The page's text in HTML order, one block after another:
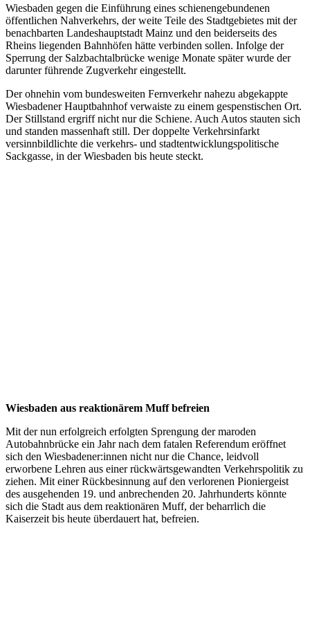
Wiesbaden gegen die Einführung eines schienengebundenen
öffentlichen Nahverkehrs, der weite Teile des Stadtgebietes mit der
benachbarten Landeshauptstadt Mainz und den beiderseits des
Rheins liegenden Bahnhöfen hätte verbinden sollen. Infolge der
Sperrung der Salzbachtalbrücke wenige Monate später wurde der
darunter führende Zugverkehr eingestellt.
Der ohnehin vom bundesweiten Fernverkehr nahezu abgekappte
Wiesbadener Hauptbahnhof verwaiste zu einem gespenstischen Ort.
Der Stillstand ergriff nicht nur die Schiene. Auch Autos stauten sich
und standen massenhaft still. Der doppelte Verkehrsinfarkt
versinnbildlichte die verkehrs- und stadtentwicklungspolitische
Sackgasse, in der Wiesbaden bis heute steckt.
Wiesbaden aus reaktionärem Muff befreien
Mit der nun erfolgreich erfolgten Sprengung der maroden
Autobahnbrücke ein Jahr nach dem fatalen Referendum eröffnet
sich den Wiesbadener:innen nicht nur die Chance, leidvoll
erworbene Lehren aus einer rückwärtsgewandten Verkehrspolitik zu
ziehen. Mit einer Rückbesinnung auf den verlorenen Pioniergeist
des ausgehenden 19. und anbrechenden 20. Jahrhunderts könnte
sich die Stadt aus dem reaktionären Muff, der beharrlich die
Kaiserzeit bis heute überdauert hat, befreien.